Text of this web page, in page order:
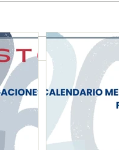
"JULIO 2026"